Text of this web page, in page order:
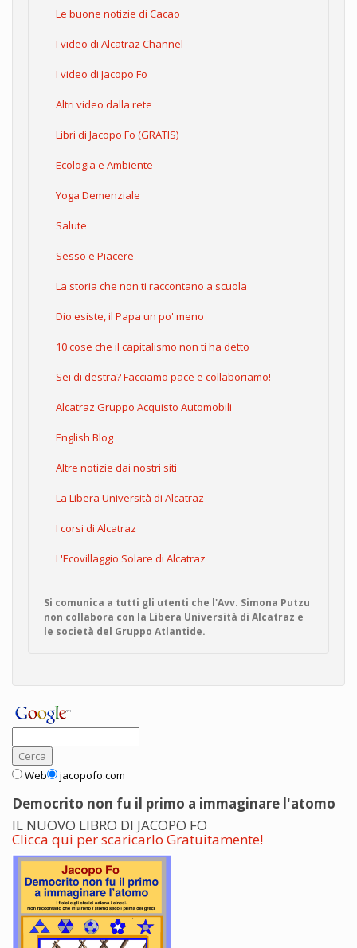
Le buone notizie di Cacao
I video di Alcatraz Channel
I video di Jacopo Fo
Altri video dalla rete
Libri di Jacopo Fo (GRATIS)
Ecologia e Ambiente
Yoga Demenziale
Salute
Sesso e Piacere
La storia che non ti raccontano a scuola
Dio esiste, il Papa un po' meno
10 cose che il capitalismo non ti ha detto
Sei di destra? Facciamo pace e collaboriamo!
Alcatraz Gruppo Acquisto Automobili
English Blog
Altre notizie dai nostri siti
La Libera Università di Alcatraz
I corsi di Alcatraz
L'Ecovillaggio Solare di Alcatraz
Si comunica a tutti gli utenti che l'Avv. Simona Putzu
non collabora con la Libera Università di Alcatraz e
le società del Gruppo Atlantide.
Web jacopofo.com
Democrito non fu il primo a immaginare l'atomo
IL NUOVO LIBRO DI JACOPO FO
Clicca qui per scaricarlo Gratuitamente!